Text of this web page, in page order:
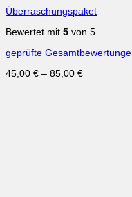
Überraschungspaket
Bewertet mit 5 von 5
geprüfte
45,00 € – 85,00 €